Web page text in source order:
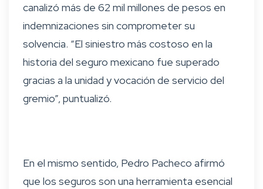
canalizó más de 62 mil millones de pesos en
indemnizaciones sin comprometer su
solvencia. “El siniestro más costoso en la
historia del seguro mexicano fue superado
gracias a la unidad y vocación de servicio del
gremio”, puntualizó.
En el mismo sentido, Pedro Pacheco afirmó
que los seguros son una herramienta esencial